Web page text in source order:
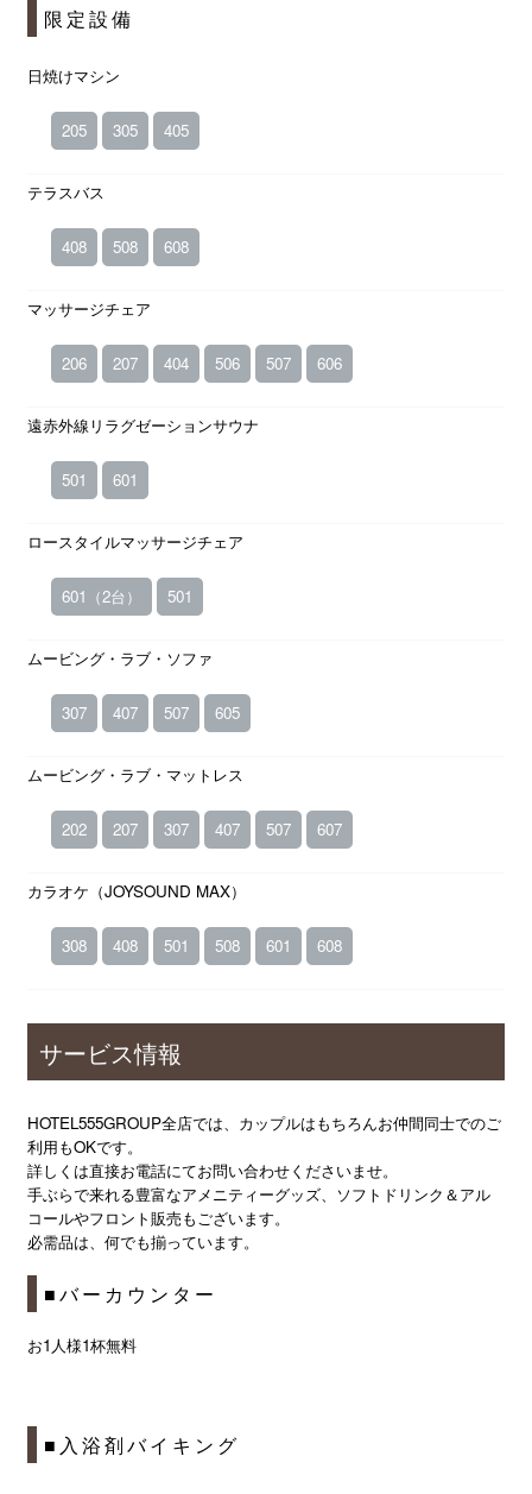
限定設備
日焼けマシン
205 305 405
テラスバス
408 508 608
マッサージチェア
206 207 404 506 507 606
遠赤外線リラグゼーションサウナ
501 601
ロースタイルマッサージチェア
601（2台） 501
ムービング・ラブ・ソファ
307 407 507 605
ムービング・ラブ・マットレス
202 207 307 407 507 607
カラオケ（JOYSOUND MAX）
308 408 501 508 601 608
サービス情報
HOTEL555GROUP全店では、カップルはもちろんお仲間同士でのご
利用もOKです。
詳しくは直接お電話にてお問い合わせくださいませ。
手ぶらで来れる豊富なアメニティーグッズ、ソフトドリンク＆アル
コールやフロント販売もございます。
必需品は、何でも揃っています。
■バーカウンター
お1人様1杯無料
■入浴剤バイキング